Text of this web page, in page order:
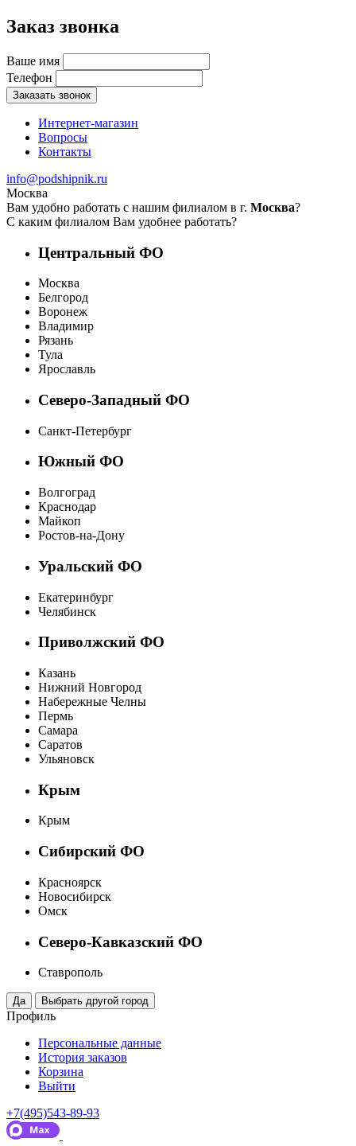
Заказ звонка
Ваше имя
Телефон
Заказать звонок
Интернет-магазин
Вопросы
Контакты
info@podshipnik.ru
Москва
Вам удобно работать с нашим филиалом в г. Москва?
С каким филиалом Вам удобнее работать?
Центральный ФО
Москва
Белгород
Воронеж
Владимир
Рязань
Тула
Ярославль
Северо-Западный ФО
Санкт-Петербург
Южный ФО
Волгоград
Краснодар
Майкоп
Ростов-на-Дону
Уральский ФО
Екатеринбург
Челябинск
Приволжский ФО
Казань
Нижний Новгород
Набережные Челны
Пермь
Самара
Саратов
Ульяновск
Крым
Крым
Сибирский ФО
Красноярск
Новосибирск
Омск
Северо-Кавказский ФО
Ставрополь
Профиль
Персональные данные
История заказов
Корзина
Выйти
+7(495)543-89-93